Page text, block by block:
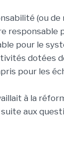
(ou
responsable
pour le
dotées
pour les
à la
aux